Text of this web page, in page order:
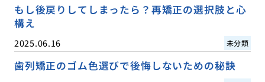
もし後戻りしてしまったら？再矯正の選択肢と心
構え
2025.06.16 未分類
歯列矯正のゴム色選びで後悔しないための秘訣